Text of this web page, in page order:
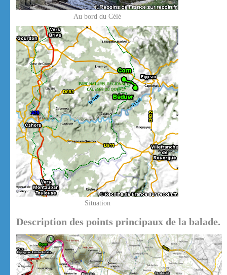
Au bord du Célé
Situation
Description des points principaux de la balade.